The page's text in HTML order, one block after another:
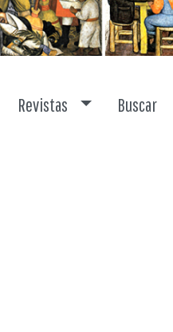
dropdown
Revistas Toggle dropdown
Buscar